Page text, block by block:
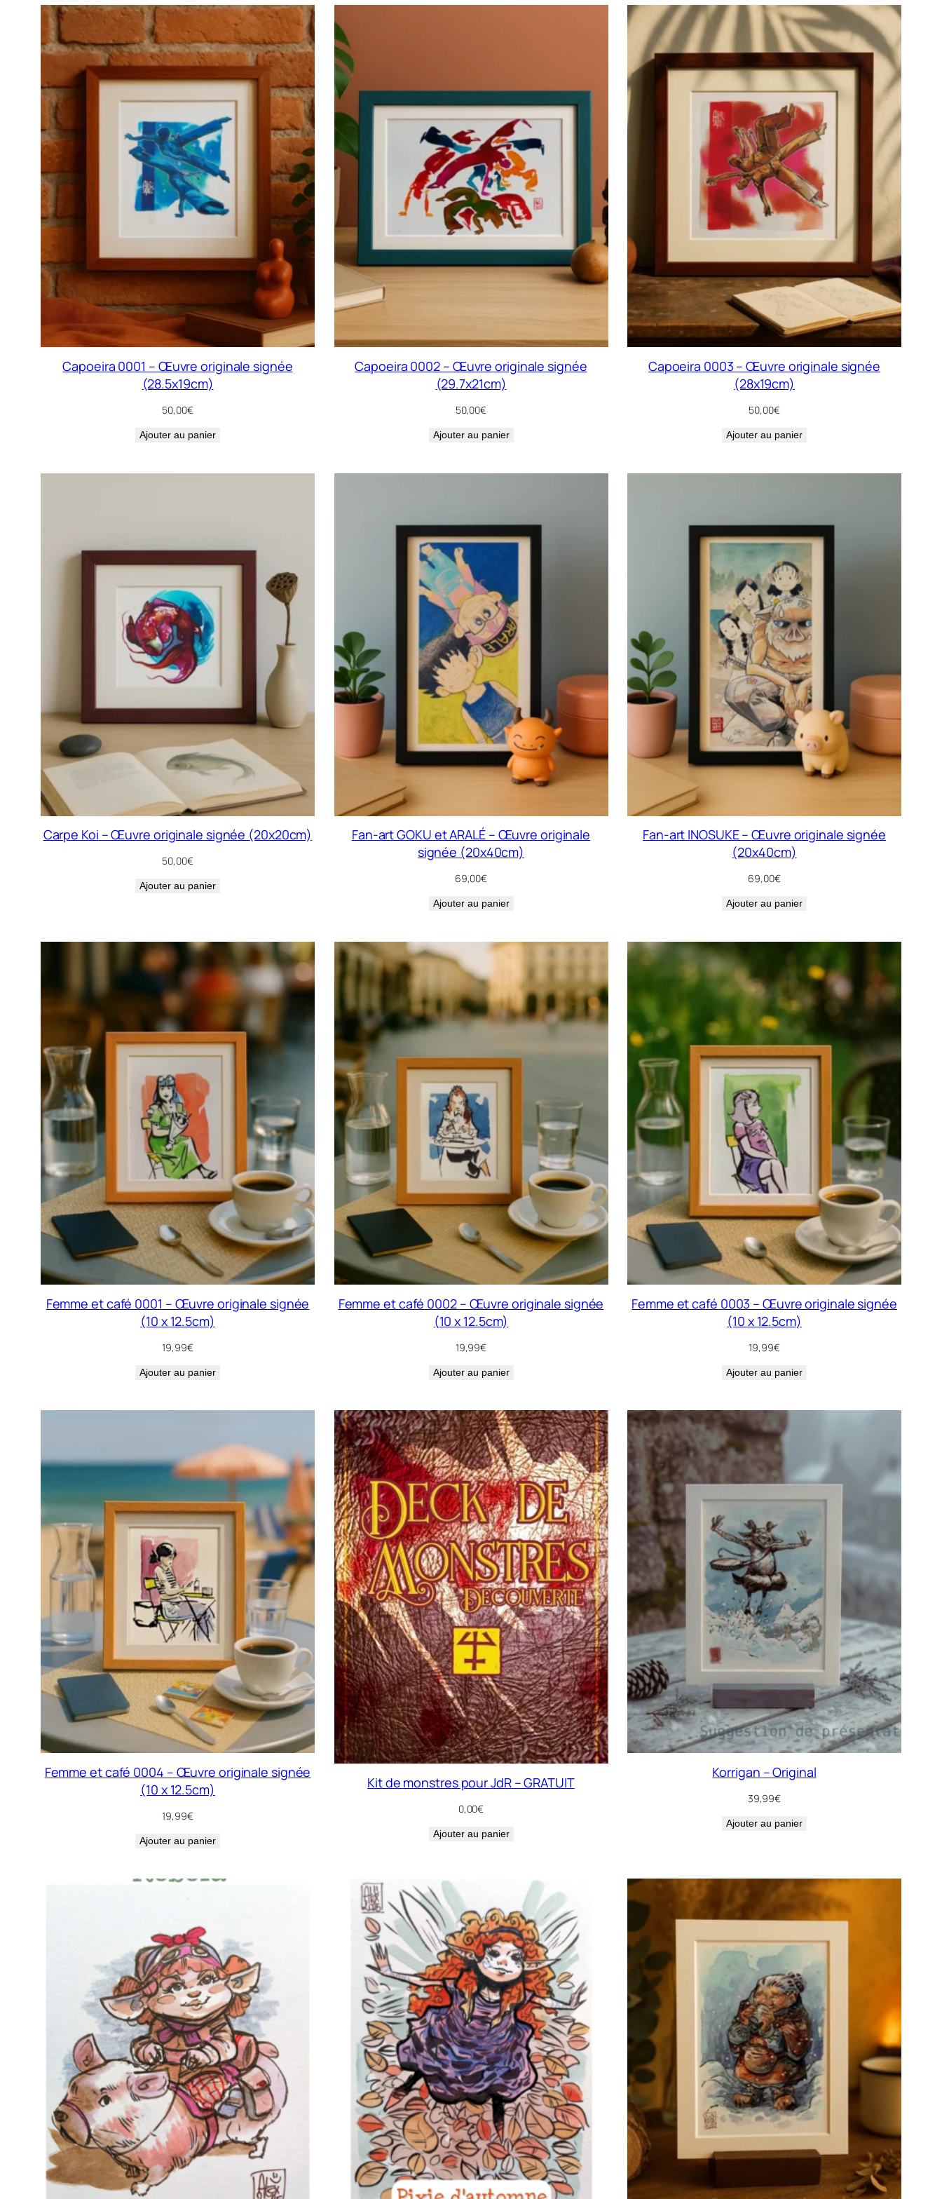
Capoeira 0001 – Œuvre originale signée
(28.5x19cm)
50,00€
Ajouter au panier
Capoeira 0002 – Œuvre originale signée
(29.7x21cm)
50,00€
Ajouter au panier
Capoeira 0003 – Œuvre originale signée
(28x19cm)
50,00€
Ajouter au panier
Carpe Koi – Œuvre originale signée (20x20cm)
50,00€
Ajouter au panier
Fan-art GOKU et ARALÉ – Œuvre originale
signée (20x40cm)
69,00€
Ajouter au panier
Fan-art INOSUKE – Œuvre originale signée
(20x40cm)
69,00€
Ajouter au panier
Femme et café 0001 – Œuvre originale signée
(10 x 12.5cm)
19,99€
Ajouter au panier
Femme et café 0002 – Œuvre originale signée
(10 x 12.5cm)
19,99€
Ajouter au panier
Femme et café 0003 – Œuvre originale signée
(10 x 12.5cm)
19,99€
Ajouter au panier
Femme et café 0004 – Œuvre originale signée
(10 x 12.5cm)
19,99€
Ajouter au panier
Kit de monstres pour JdR – GRATUIT
0,00€
Ajouter au panier
Korrigan – Original
39,99€
Ajouter au panier